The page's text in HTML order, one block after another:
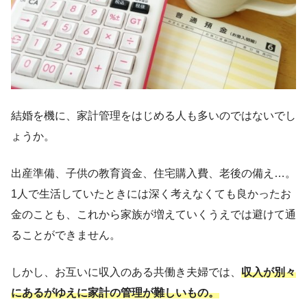
結婚を機に、家計管理をはじめる人も多いのではないでし
ょうか。
出産準備、子供の教育資金、住宅購入費、老後の備え…。
1人で生活していたときには深く考えなくても良かったお
金のことも、これから家族が増えていくうえでは避けて通
ることができません。
しかし、お互いに収入のある共働き夫婦では、 収入が別々
にあるがゆえに家計の管理が難しいもの。